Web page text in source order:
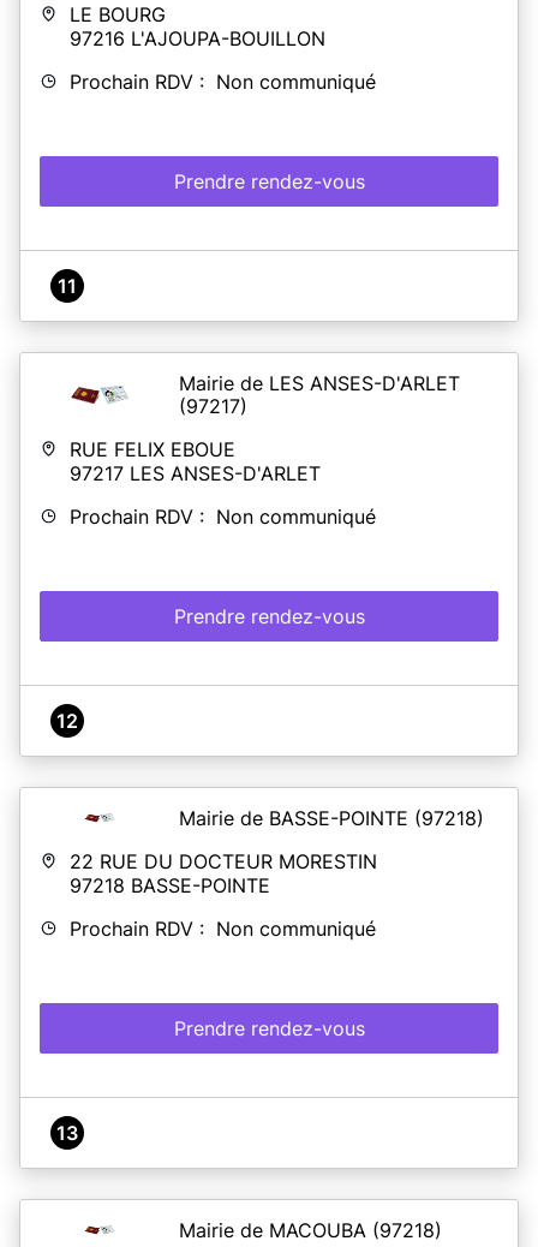
LE BOURG
97216 L'AJOUPA-BOUILLON
Prochain RDV : Non communiqué
Prendre rendez-vous
11
Mairie de LES ANSES-D'ARLET
(97217)
RUE FELIX EBOUE
97217 LES ANSES-D'ARLET
Prochain RDV : Non communiqué
Prendre rendez-vous
12
Mairie de BASSE-POINTE (97218)
22 RUE DU DOCTEUR MORESTIN
97218 BASSE-POINTE
Prochain RDV : Non communiqué
Prendre rendez-vous
13
Mairie de MACOUBA (97218)